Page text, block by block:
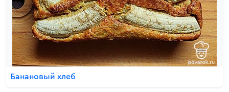
Банановый хлеб